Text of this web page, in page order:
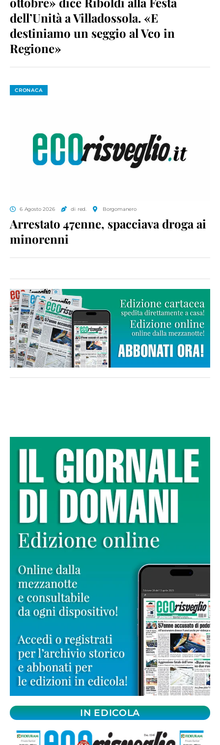
dell’Unità a Villadossola. «E
destiniamo un seggio al Vco in
Regione»
CRONACA
6 Agosto 2026 di red. Borgomanero
Arrestato 47enne, spacciava droga ai
minorenni
IN EDICOLA